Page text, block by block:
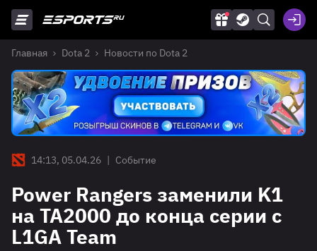
Главная Dota 2 Новости по Dota 2
14:13, 05.04.26 | Событие
Power Rangers заменили K1
на TA2000 до конца серии с
L1GA Team